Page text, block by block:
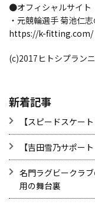
●オフィシャルサイト
・元競輪選手 菊池仁
https://k-fitting.com/
(c)2017ヒトシプラン
新着記事
【スピードスケー
【吉田雪乃サポー
名門ラグビークラ
用の舞台裏